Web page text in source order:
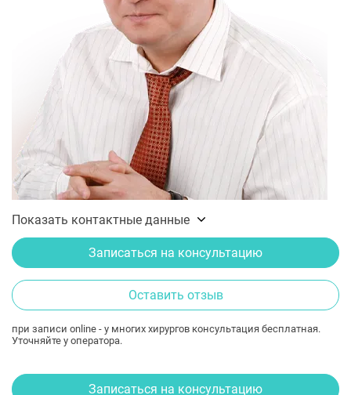
Показать контактные данные
Записаться на консультацию
Оставить отзыв
при записи online - у многих хирургов консультация бесплатная.
Уточняйте у оператора.
Записаться на консультацию